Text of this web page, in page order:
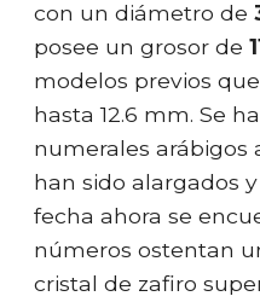
con un diámetro de
posee un grosor de
modelos previos
hasta 12.6 mm. Se
numerales arábigos
han sido alargados
fecha ahora se
números ostentan
cristal de zafiro